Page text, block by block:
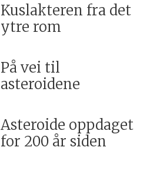
Kuslakteren fra det
ytre rom
På vei til
asteroidene
Asteroide oppdaget
for 200 år siden